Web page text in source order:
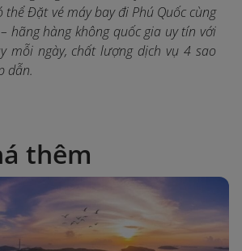
thể Đặt vé máy bay đi Phú Quốc cùng
– hãng hàng không quốc gia uy tín với
mỗi ngày, chất lượng dịch vụ 4 sao
dẫn.
thêm